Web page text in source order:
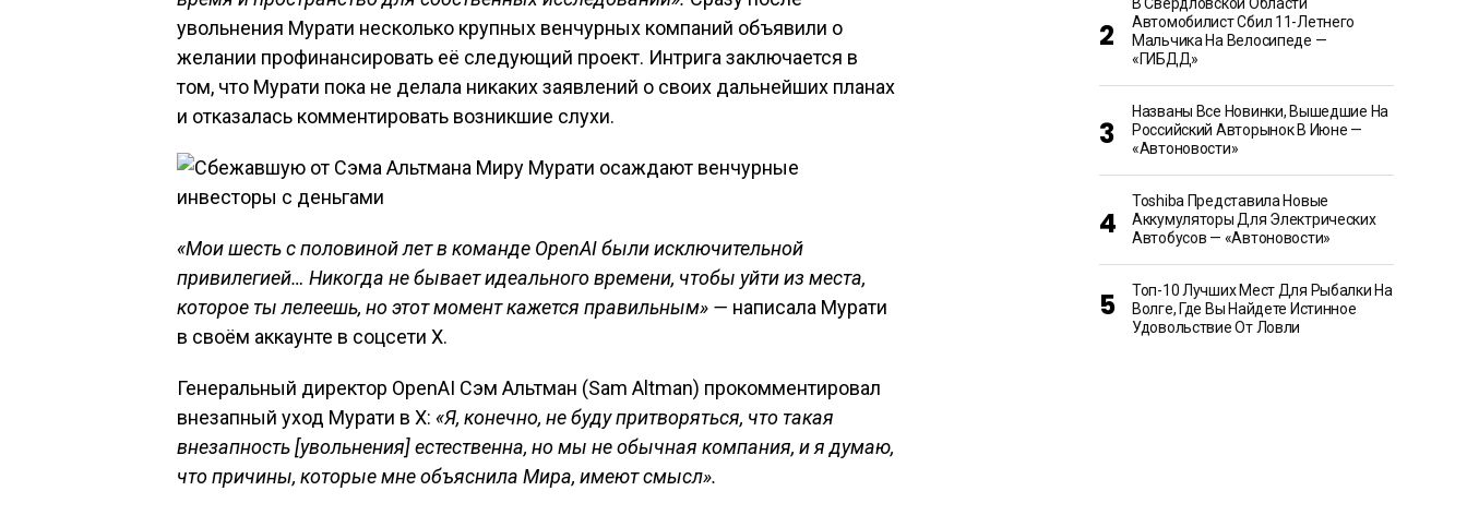
увольнения Мурати несколько крупных венчурных компаний объявили о
желании профинансировать её следующий проект. Интрига заключается в
том, что Мурати пока не делала никаких заявлений о своих дальнейших планах
и отказалась комментировать возникшие слухи.
«Мои шесть с половиной лет в команде OpenAI были исключительной
привилегией… Никогда не бывает идеального времени, чтобы уйти из места,
которое ты лелеешь, но этот момент кажется правильным» — написала Мурати
в своём аккаунте в соцсети X.
Генеральный директор OpenAI Сэм Альтман (Sam Altman) прокомментировал
внезапный уход Мурати в X: «Я, конечно, не буду притворяться, что такая
внезапность [увольнения] естественна, но мы не обычная компания, и я думаю,
что причины, которые мне объяснила Мира, имеют смысл».
Автомобилист Сбил 11-Летнего
Мальчика На Велосипеде —
«ГИБДД»
Названы Все Новинки, Вышедшие На
Российский Авторынок В Июне —
«Автоновости»
Toshiba Представила Новые
Аккумуляторы Для Электрических
Автобусов — «Автоновости»
Топ-10 Лучших Мест Для Рыбалки На
Волге, Где Вы Найдете Истинное
Удовольствие От Ловли